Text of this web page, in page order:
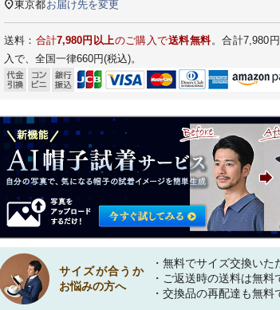
東京都お届け先を変更
送料： 合計7,980円以上のご購入で送料無料。合計7,980
入で、全国一律660円(税込)。
サイズが合うか
お悩みの方へ
・無料でサイズ交換いた
・ご返送時の送料は無料
・交換品の再配達も無料